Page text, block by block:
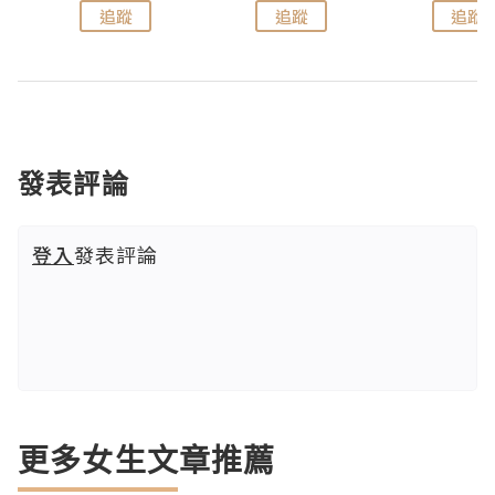
追蹤 追蹤 追蹤
發表評論
登入發表評論
更多女生文章推薦